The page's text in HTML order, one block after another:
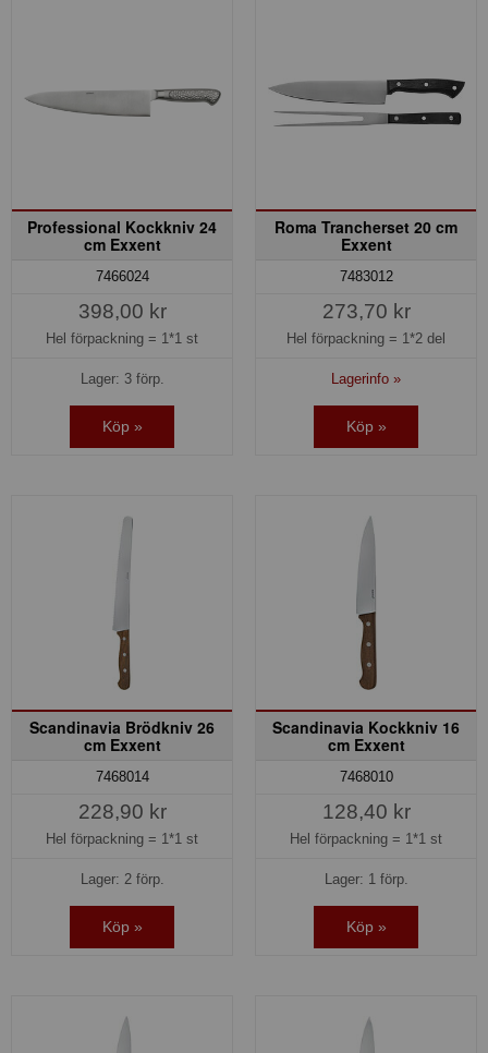
Professional Kockkniv 24
cm Exxent
7466024
398,00 kr
Hel förpackning = 1*1 st
Lager: 3 förp.
Köp »
Roma Trancherset 20 cm
Exxent
7483012
273,70 kr
Hel förpackning = 1*2 del
Lagerinfo »
Köp »
Scandinavia Brödkniv 26
cm Exxent
7468014
228,90 kr
Hel förpackning = 1*1 st
Lager: 2 förp.
Köp »
Scandinavia Kockkniv 16
cm Exxent
7468010
128,40 kr
Hel förpackning = 1*1 st
Lager: 1 förp.
Köp »